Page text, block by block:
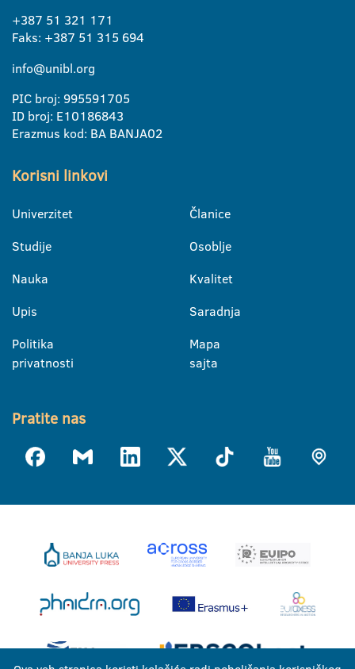
+387 51 321 171
Faks: +387 51 315 694
info@unibl.org
PIC broj: 995591705
ID broj: E10186843
Erazmus kod: BA BANJA02
Korisni linkovi
Univerzitet
Studije
Nauka
Upis
Politika
privatnosti
Članice
Osoblje
Kvalitet
Saradnja
Mapa
sajta
Pratite nas